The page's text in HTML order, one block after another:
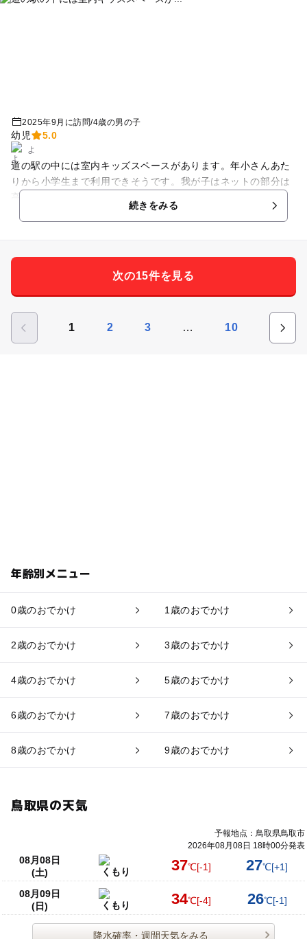
2025年9月に訪問/4歳の男の子
幼児 5.0
よ
道の駅の中には室内キッズスペースがあります。年小さんあた
りから小学生まで利用できそうです。我が子はネットの部分は
高くて怖かったようで、近くのボールプールや壁設置のブロッ
続きをみる
次の15件を見る
1 2 3 … 10
年齢別メニュー
0歳のおでかけ 1歳のおでかけ
2歳のおでかけ 3歳のおでかけ
4歳のおでかけ 5歳のおでかけ
6歳のおでかけ 7歳のおでかけ
8歳のおでかけ 9歳のおでかけ
鳥取県の天気
予報地点：鳥取県鳥取市
2026年08月08日 18時00分発表
08月08日
(土)
くもり 37℃[-1] 27℃[+1]
08月09日
(日)
くもり 34℃[-4] 26℃[-1]
降水確率・週間天気をみる